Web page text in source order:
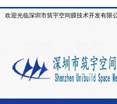
欢迎光临深圳市筑宇空间膜技术开发有限